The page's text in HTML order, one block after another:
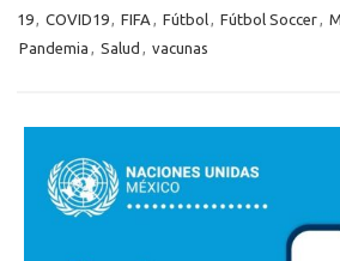
19, COVID19, FIFA , Fútbol, Fútbol Soccer,
Pandemia , Salud , vacunas